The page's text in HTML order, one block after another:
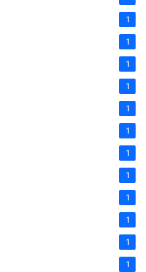
1
1
1
1
1
1
1
1
1
1
1
1